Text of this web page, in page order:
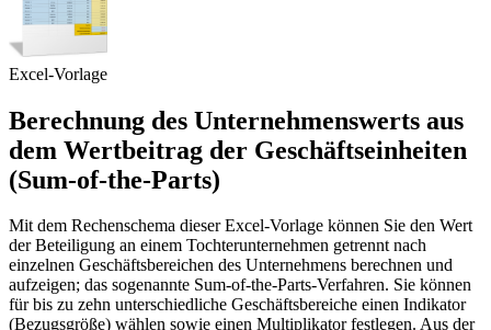
Excel-Vorlage
Berechnung des Unternehmenswerts aus
dem Wertbeitrag der Geschäftseinheiten
(Sum-of-the-Parts)
Mit dem Rechenschema dieser Excel-Vorlage können Sie den Wert
der Beteiligung an einem Tochterunternehmen getrennt nach
einzelnen Geschäftsbereichen des Unternehmens berechnen und
aufzeigen; das sogenannte Sum-of-the-Parts-Verfahren. Sie können
für bis zu zehn unterschiedliche Geschäftsbereiche einen Indikator
(Bezugsgröße) wählen sowie einen Multiplikator festlegen. Aus der